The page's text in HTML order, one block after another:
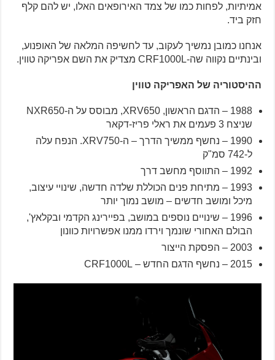
אמיתיות, לפחות כמו של צמד האירופאים האלו, יש להם קלף
חזק ביד.
אנחנו כמובן נמשיך לעקוב, עד לחשיפה המלאה של האופנוע,
ובינתיים נקווה שה-CRF1000L מצדיק את השם אפריקה טווין.
ההיסטוריה של האפריקה טווין
1988 – הדגם הראשון, XRV650, מבוסס על ה-NXR650
שניצח 3 פעמים את ראלי פריז-דקאר
1990 – נחשף ממשיך הדרך – ה-XRV750. הנפח עלה
ל-742 סמ"ק
1992 – התווסף מחשב דרך
1993 – מתיחת פנים הכוללת שלדה חדשה, שינויי עיצוב,
מיכל ומושב חדשים – מושב נמוך יותר
1996 – שינויים נוספים במושב, בפיירינג הקדמי ובקלאץ',
הבולם האחורי שונמך וירדו ממנו אפשרויות כוונון
2003 – הפסקת הייצור
2015 – נחשף הדגם החדש – CRF1000L